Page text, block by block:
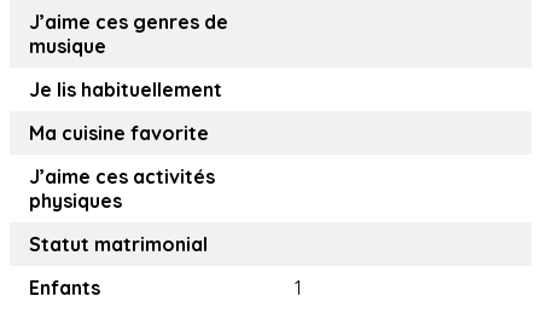
J’aime ces genres de
musique
Je lis habituellement
Ma cuisine favorite
J’aime ces activités
physiques
Statut matrimonial
Enfants
1